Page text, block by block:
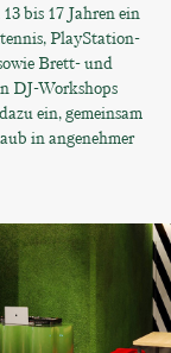
bis 17 Jahren ein
PlayStation-
Brett- und
DJ-Workshops
ein, gemeinsam
in angenehmer